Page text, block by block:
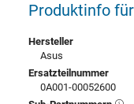
Produktinfo
Hersteller
Asus
Ersatzteilnummer
0A001-00052600